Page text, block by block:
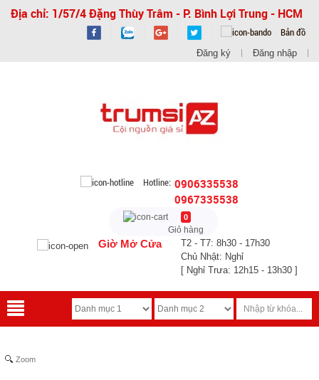
Địa chỉ: 1/57/4 Đặng Thùy Trâm - P. Bình Lợi Trung - HCM
Bản đồ
Đăng ký Đăng nhập
Hotline: 0906335538
0967335538
0
Giỏ hàng
Giờ Mở Cửa
T2 - T7: 8h30 - 17h30
Chủ Nhật: Nghỉ
[ Nghỉ Trưa: 12h15 - 13h30 ]
Zoom